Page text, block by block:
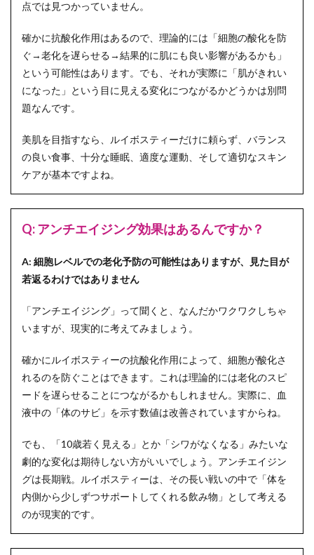
点では見つかっていません。
確かに抗酸化作用はあるので、理論的には「細胞の酸化を防
ぐ→老化を遅らせる→結果的に肌にも良い影響があるかも」
という可能性はあります。でも、それが実際に「肌がきれい
になった」という目に見える変化につながるかどうかは別問
題なんです。
美肌を目指すなら、ルイボスティーだけに頼らず、バランス
の良い食事、十分な睡眠、適度な運動、そして適切なスキン
ケアが基本ですよね。
Q: アンチエイジング効果はあるんですか？
A: 細胞レベルでの老化予防の可能性はありますが、見た目が
若返るわけではありません
「アンチエイジング」って聞くと、なんだかワクワクしちゃ
いますが、現実的に考えてみましょう。
確かにルイボスティーの抗酸化作用によって、細胞が酸化さ
れるのを防ぐことはできます。これは理論的には老化のスピ
ードを遅らせることにつながるかもしれません。実際に、血
液中の「体のサビ」を示す数値は改善されていますからね。
でも、「10歳若く見える」とか「シワがなくなる」みたいな
劇的な変化は期待しない方がいいでしょう。アンチエイジン
グは長期戦。ルイボスティーは、その長い戦いの中で「体を
内側から少しずつサポートしてくれる飲み物」として考える
のが現実的です。